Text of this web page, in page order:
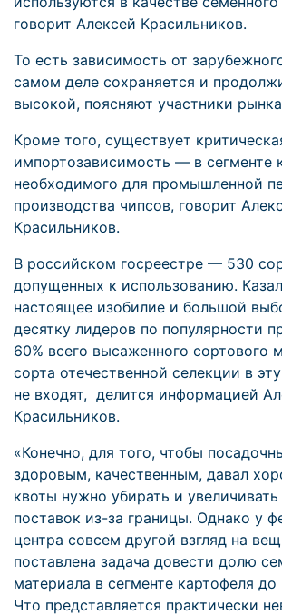
говорит Алексей Красильников.
То есть зависимость от
самом деле сохраняется и
высокой, поясняют участники
Кроме того, существует
импортозависимость — в сегменте
необходимого для промышленной
производства чипсов, говорит
Красильников.
В российском госреестре — 530
допущенных к использованию.
настоящее изобилие и большой
десятку лидеров по популярности
60% всего высаженного сортового
сорта отечественной селекции в
не входят, делится информацией
Красильников.
«Конечно, для того, чтобы
здоровым, качественным, давал
квоты нужно убирать и
поставок из-за границы. Однако у
центра совсем другой взгляд на
поставлена задача довести долю
материала в сегменте картофеля
Что представляется практически